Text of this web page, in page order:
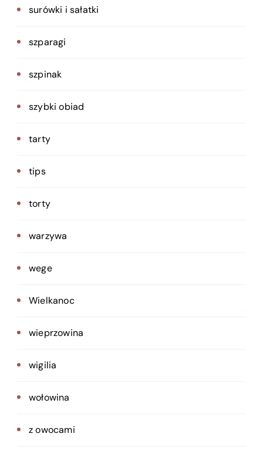
surówki i sałatki
szparagi
szpinak
szybki obiad
tarty
tips
torty
warzywa
wege
Wielkanoc
wieprzowina
wigilia
wołowina
z owocami